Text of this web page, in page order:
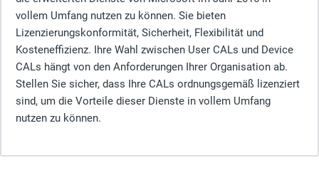
vollem Umfang nutzen zu können. Sie bieten
Lizenzierungskonformität, Sicherheit, Flexibilität und
Kosteneffizienz. Ihre Wahl zwischen User CALs und Device
CALs hängt von den Anforderungen Ihrer Organisation ab.
Stellen Sie sicher, dass Ihre CALs ordnungsgemäß lizenziert
sind, um die Vorteile dieser Dienste in vollem Umfang
nutzen zu können.